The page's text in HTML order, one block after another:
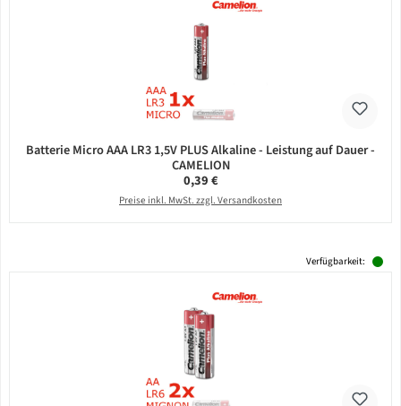
Batterie Micro AAA LR3 1,5V PLUS Alkaline - Leistung auf Dauer -
CAMELION
Regulärer Preis:
0,39 €
Preise inkl. MwSt. zzgl. Versandkosten
Verfügbarkeit: